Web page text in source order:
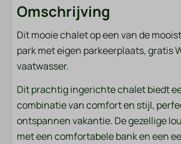
Bar / restaurant (van 1 april tot 31
Speeltuin met o.a. kabelbaan en
Visvijver (grenzend aan het park)
Fietsverhuur (van 1 april tot 31
Oplaadpunten voor elektrische
Sportveld (voetbal, volleybal,
Wasmachine en droger (betaald)
Badkamer
Omschrijving
Dit mooie chalet op een van de
park met eigen parkeerplaats, gratis
vaatwasser.
Dit prachtig ingerichte chalet biedt
combinatie van comfort en stijl,
ontspannen vakantie. De gezellige
met een comfortabele bank en een